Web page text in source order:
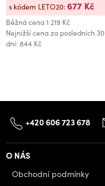
Běžná cena1 219 Kč
Nejnižší cena za posledních 30
dní: 844 Kč
s kódem LETO20:677 Kč
+420 606 723 678
O NÁS
Obchodní podmínky